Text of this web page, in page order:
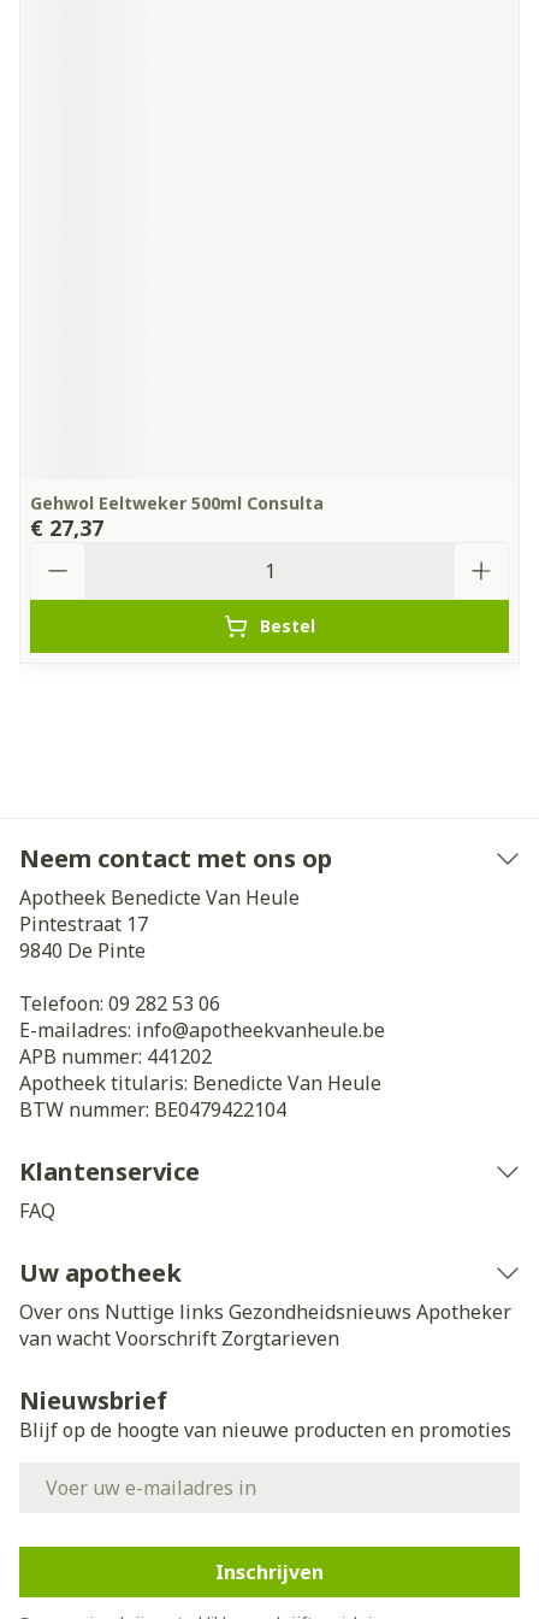
Gehwol Eeltweker 500ml Consulta
€ 27,37
Bestel
Neem contact met ons op
Apotheek Benedicte Van Heule
Pintestraat 17
9840 De Pinte
Telefoon: 09 282 53 06
E-mailadres: info@apotheekvanheule.be
APB nummer: 441202
Apotheek titularis: Benedicte Van Heule
BTW nummer: BE0479422104
Klantenservice
FAQ
Uw apotheek
Over ons Nuttige links Gezondheidsnieuws Apotheker
van wachtVoorschrift Zorgtarieven
Nieuwsbrief
Blijf op de hoogte van nieuwe producten en promoties
Inschrijven